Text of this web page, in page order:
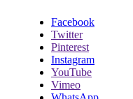
Facebook
Twitter
Pinterest
Instagram
YouTube
Vimeo